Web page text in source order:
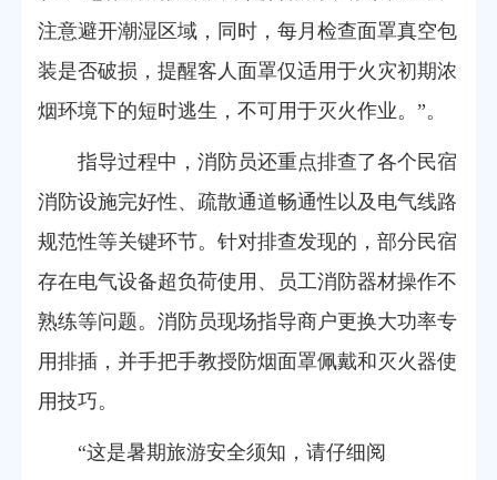
注意避开潮湿区域，同时，每月检查面罩真空包
装是否破损，提醒客人面罩仅适用于火灾初期浓
烟环境下的短时逃生，不可用于灭火作业。”。
指导过程中，消防员还重点排查了各个民宿
消防设施完好性、疏散通道畅通性以及电气线路
规范性等关键环节。针对排查发现的，部分民宿
存在电气设备超负荷使用、员工消防器材操作不
熟练等问题。消防员现场指导商户更换大功率专
用排插，并手把手教授防烟面罩佩戴和灭火器使
用技巧。
“这是暑期旅游安全须知，请仔细阅